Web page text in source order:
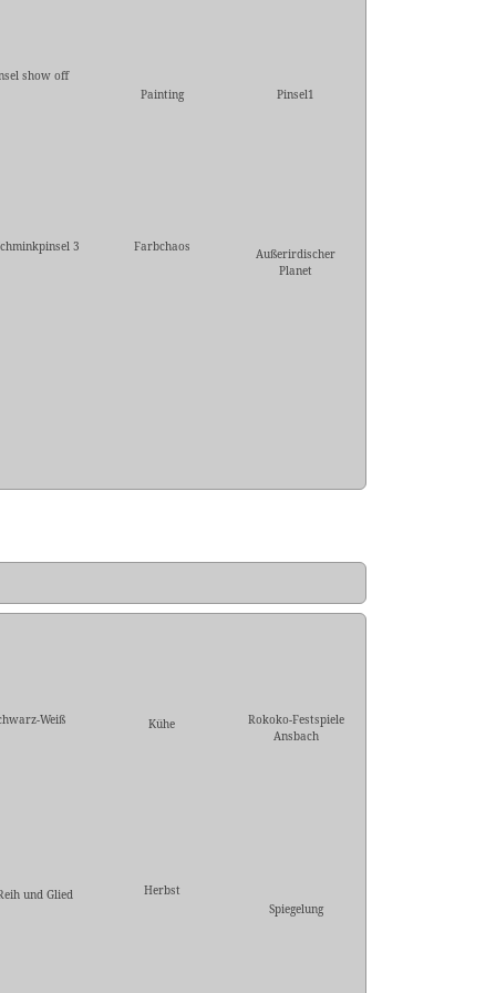
show off
Painting
Pinsel1
3 Farbchaos
Außerirdischer
Planet
Weiß Kühe
Rokoko-Festspiele
Ansbach
und Glied
Herbst
Spiegelung